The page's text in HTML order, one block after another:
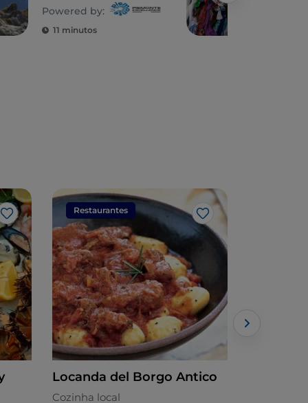
experiências
Powered by:
11 minutos
Gosto
Restaurantes
Gosto
Locanda del Borgo Antico
Cozinha local